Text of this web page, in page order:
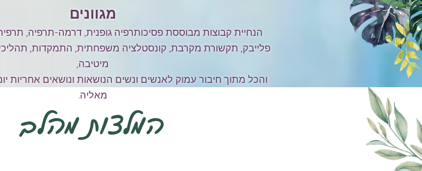
מגוונים
הנחיית קבוצות מבוססת פסיכותרפיה גופנית, דרמה-תרפיה,
פלייבק, תקשורת מקרבת, קונסטלציה משפחתית, התמקדות,
מיטיבה,
והכל מתוך חיבור עמוק לאנשים ונשים הנושאות ונושאים אחריות
מאליה.
המלצות מהלב